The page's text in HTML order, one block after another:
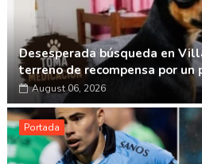
Desesperada búsqueda en
terreno de recompensa por un
August 06, 2026
Portada